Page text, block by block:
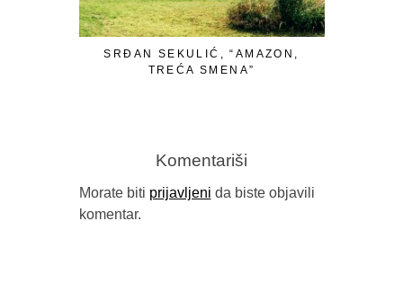
SRĐAN SEKULIĆ, “AMAZON,
TREĆA SMENA”
Komentariši
Morate biti prijavljeni da biste objavili
komentar.